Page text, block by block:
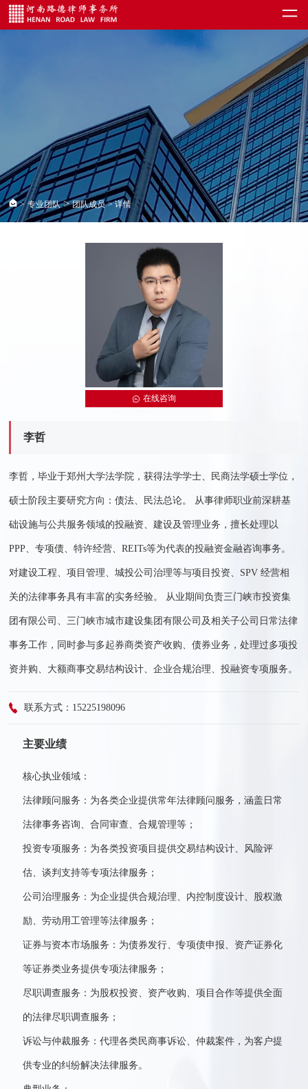
> 专业团队>团队成员 > 详情
李哲
李哲，毕业于郑州大学法学院，获得法学学士、民商法学硕士学位，
硕士阶段主要研究方向：债法、民法总论。 从事律师职业前深耕基
础设施与公共服务领域的投融资、建设及管理业务，擅长处理以
PPP、专项债、特许经营、REITs等为代表的投融资金融咨询事务。
对建设工程、项目管理、城投公司治理等与项目投资、SPV 经营相
关的法律事务具有丰富的实务经验。 从业期间负责三门峡市投资集
团有限公司、三门峡市城市建设集团有限公司及相关子公司日常法律
事务工作，同时参与多起券商类资产收购、债券业务，处理过多项投
资并购、大额商事交易结构设计、企业合规治理、投融资专项服务。
联系方式：15225198096
主要业绩
核心执业领域：
法律顾问服务：为各类企业提供常年法律顾问服务，涵盖日常
法律事务咨询、合同审查、合规管理等；
投资专项服务：为各类投资项目提供交易结构设计、风险评
估、谈判支持等专项法律服务；
公司治理服务：为企业提供合规治理、内控制度设计、股权激
励、劳动用工管理等法律服务；
证券与资本市场服务：为债券发行、专项债申报、资产证券化
等证券类业务提供专项法律服务；
尽职调查服务：为股权投资、资产收购、项目合作等提供全面
的法律尽职调查服务；
诉讼与仲裁服务：代理各类民商事诉讼、仲裁案件，为客户提
供专业的纠纷解决法律服务。
在线咨询